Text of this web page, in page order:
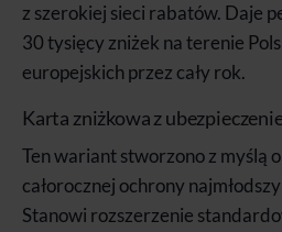
z szerokiej sieci rabatów. Daje
30 tysięcy zniżek na terenie
europejskich przez cały rok.
Karta zniżkowa z
Ten wariant stworzono z myślą
całorocznej ochrony
Stanowi rozszerzenie